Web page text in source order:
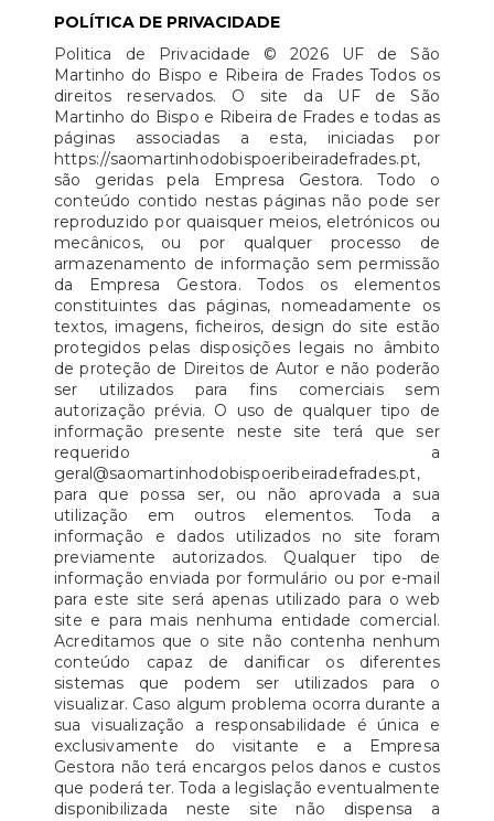
POLÍTICA DE PRIVACIDADE
Politica de Privacidade © 2026 UF de São
Martinho do Bispo e Ribeira de Frades Todos os
direitos reservados. O site da UF de São
Martinho do Bispo e Ribeira de Frades e todas as
páginas associadas a esta, iniciadas por
https://saomartinhodobispoeribeiradefrades.pt,
são geridas pela Empresa Gestora. Todo o
conteúdo contido nestas páginas não pode ser
reproduzido por quaisquer meios, eletrónicos ou
mecânicos, ou por qualquer processo de
armazenamento de informação sem permissão
da Empresa Gestora. Todos os elementos
constituintes das páginas, nomeadamente os
textos, imagens, ficheiros, design do site estão
protegidos pelas disposições legais no âmbito
de proteção de Direitos de Autor e não poderão
ser utilizados para fins comerciais sem
autorização prévia. O uso de qualquer tipo de
informação presente neste site terá que ser
requerido a
geral@saomartinhodobispoeribeiradefrades.pt,
para que possa ser, ou não aprovada a sua
utilização em outros elementos. Toda a
informação e dados utilizados no site foram
previamente autorizados. Qualquer tipo de
informação enviada por formulário ou por e-mail
para este site será apenas utilizado para o web
site e para mais nenhuma entidade comercial.
Acreditamos que o site não contenha nenhum
conteúdo capaz de danificar os diferentes
sistemas que podem ser utilizados para o
visualizar. Caso algum problema ocorra durante a
sua visualização a responsabilidade é única e
exclusivamente do visitante e a Empresa
Gestora não terá encargos pelos danos e custos
que poderá ter. Toda a legislação eventualmente
disponibilizada neste site não dispensa a